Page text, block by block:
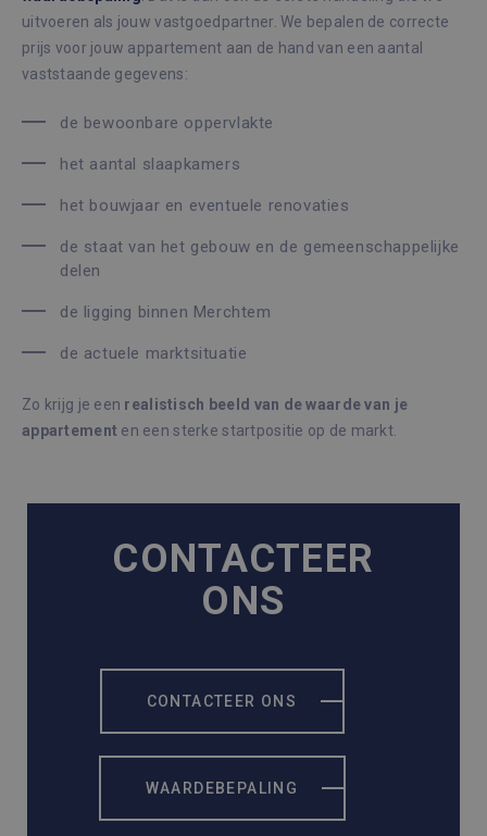
uitvoeren als jouw vastgoedpartner. We bepalen de correcte
prijs voor jouw appartement aan de hand van een aantal
vaststaande gegevens:
de bewoonbare oppervlakte
het aantal slaapkamers
het bouwjaar en eventuele renovaties
de staat van het gebouw en de gemeenschappelijke
delen
de ligging binnen Merchtem
de actuele marktsituatie
Zo krijg je een realistisch beeld van de waarde van je
appartement en een sterke startpositie op de markt.
CONTACTEER
ONS
CONTACTEER ONS
WAARDEBEPALING